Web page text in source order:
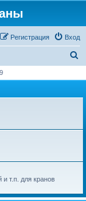
Вход
Регистрация
с
и т.п. для кранов